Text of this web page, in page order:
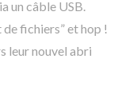
un câble USB.
fichiers” et hop !
leur nouvel abri